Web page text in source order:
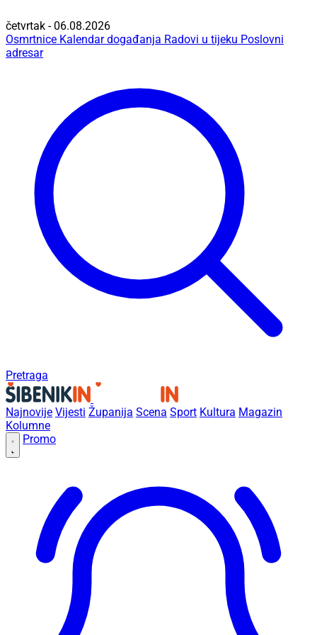
četvrtak - 06.08.2026
Osmrtnice Kalendar događanja Radovi u tijeku Poslovni
adresar
Pretraga
Najnovije Vijesti Županija Scena Sport Kultura Magazin
Kolumne
Promo